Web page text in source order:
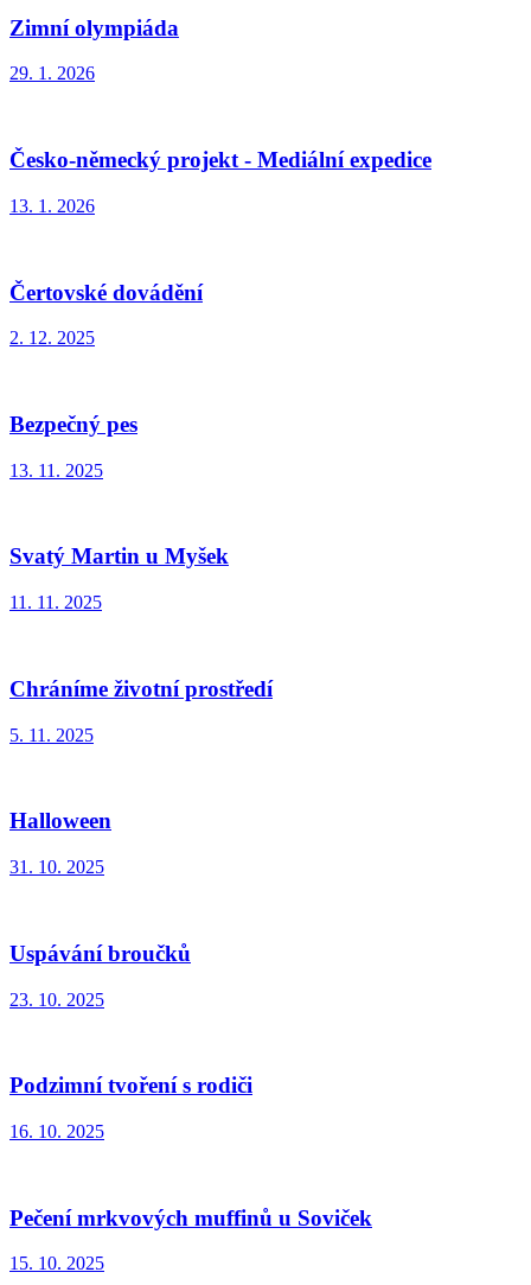
Zimní olympiáda
29. 1. 2026
Česko-německý projekt - Mediální expedice
13. 1. 2026
Čertovské dovádění
2. 12. 2025
Bezpečný pes
13. 11. 2025
Svatý Martin u Myšek
11. 11. 2025
Chráníme životní prostředí
5. 11. 2025
Halloween
31. 10. 2025
Uspávání broučků
23. 10. 2025
Podzimní tvoření s rodiči
16. 10. 2025
Pečení mrkvových muffinů u Soviček
15. 10. 2025